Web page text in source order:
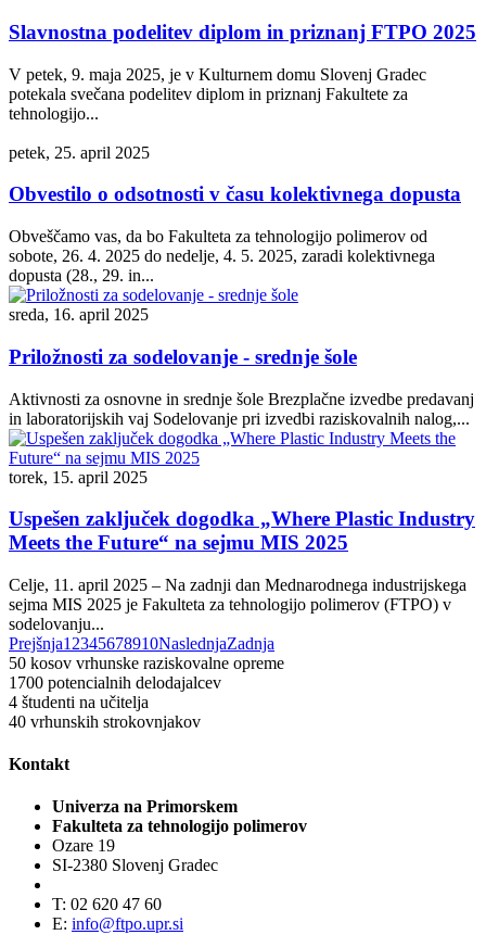
Slavnostna podelitev diplom in priznanj FTPO 2025
V petek, 9. maja 2025, je v Kulturnem domu Slovenj Gradec
potekala svečana podelitev diplom in priznanj Fakultete za
tehnologijo...
petek, 25. april 2025
Obvestilo o odsotnosti v času kolektivnega dopusta
Obveščamo vas, da bo Fakulteta za tehnologijo polimerov od
sobote, 26. 4. 2025 do nedelje, 4. 5. 2025, zaradi kolektivnega
dopusta (28., 29. in...
sreda, 16. april 2025
Priložnosti za sodelovanje - srednje šole
Aktivnosti za osnovne in srednje šole Brezplačne izvedbe predavanj
in laboratorijskih vaj Sodelovanje pri izvedbi raziskovalnih nalog,...
torek, 15. april 2025
Uspešen zaključek dogodka „Where Plastic Industry
Meets the Future“ na sejmu MIS 2025
Celje, 11. april 2025 – Na zadnji dan Mednarodnega industrijskega
sejma MIS 2025 je Fakulteta za tehnologijo polimerov (FTPO) v
sodelovanju...
Prejšnja1 2345678910NaslednjaZadnja
50 kosov vrhunske raziskovalne opreme
1700 potencialnih delodajalcev
4 študenti na učitelja
40 vrhunskih strokovnjakov
Kontakt
Univerza na Primorskem
Fakulteta za tehnologijo polimerov
Ozare 19
SI-2380 Slovenj Gradec
T: 02 620 47 60
E: info@ftpo.upr.si